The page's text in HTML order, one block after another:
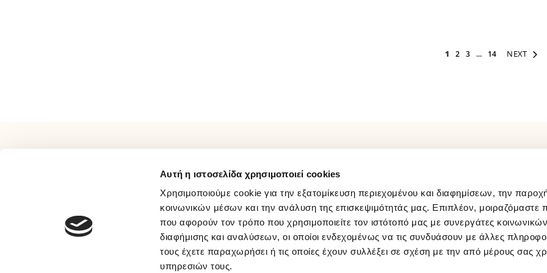
Αυτή η ιστοσελίδα χρησιμοποιεί cookies
Χρησιμοποιούμε cookie για την εξατομίκευση περιεχομένου και διαφημίσεων, την
κοινωνικών μέσων και την ανάλυση της επισκεψιμότητάς μας. Επιπλέον, μοιραζόμαστε
που αφορούν τον τρόπο που χρησιμοποιείτε τον ιστότοπό μας με συνεργάτες
διαφήμισης και αναλύσεων, οι οποίοι ενδεχομένως να τις συνδυάσουν με άλλες
τους έχετε παραχωρήσει ή τις οποίες έχουν συλλέξει σε σχέση με την από μέρους σας
υπηρεσιών τους.
Page
You're currently reading
1 Page
2 Page
3 ... Page
14 Page
NEXT
Συχνές Ερωτήσεις
Ευκαιρίες Καριέρας
Τρόποι Πληρωμής
Τρόποι Αποστολής
Τρόποι Επιστροφής
Προσωπικά Δεδομένα
Πολιτική Απορρήτου Μέσων
Κοινωνικής Δικτύωσης
Παρακολούθηση Παραγγελίας
Σύνδεση / Εγγραφή
Wishlist
Instagram
Youtube
Tiktok